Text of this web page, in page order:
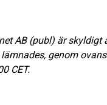
AB (publ) är
genom
CET.